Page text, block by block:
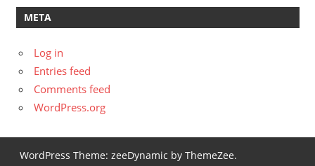
META
Log in
Entries feed
Comments feed
WordPress.org
WordPress Theme: zeeDynamic by ThemeZee.